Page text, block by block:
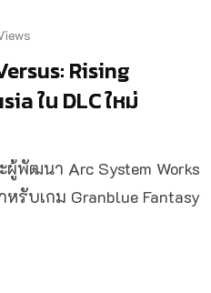
Rising
ใน DLC ใหม่
ผู้พัฒนา Arc System Works
รับเกม Granblue Fantasy